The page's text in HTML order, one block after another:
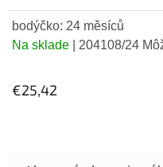
bodýčko: 24 měsíců
Na sklade
| 204108/24
€25,42